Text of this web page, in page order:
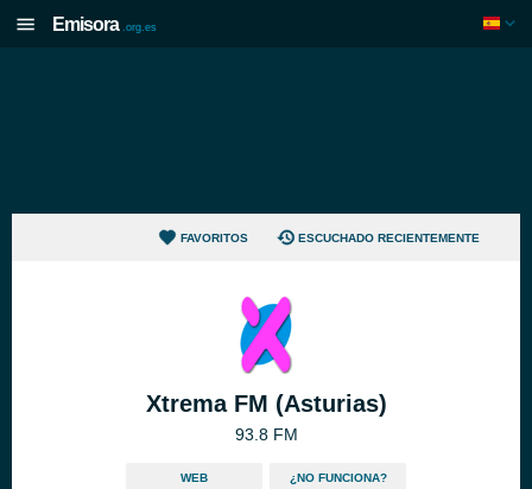
Emisora .org.es
FAVORITOS ESCUCHADO RECIENTEMENTE
Xtrema FM (Asturias)
93.8 FM
WEB ¿NO FUNCIONA?